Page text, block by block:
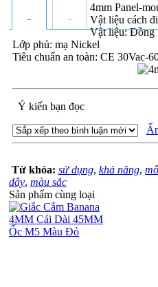
4mm Panel-
Vật liệu cách
Vật liệu: Đồng
Lớp phủ: mạ Nickel
Tiêu chuẩn an toàn: CE 30Vac-
Ý kiến bạn đọc
Từ khóa: sử dụng, khả năng,
dây, màu sắc
Sản phẩm cùng loại